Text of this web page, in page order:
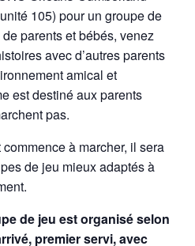
105) pour un groupe de
parents et bébés, venez
avec d’autres parents
amical et
est destiné aux parents
pas.
à marcher, il sera
de jeu mieux adaptés à
de jeu est organisé selon
premier servi, avec